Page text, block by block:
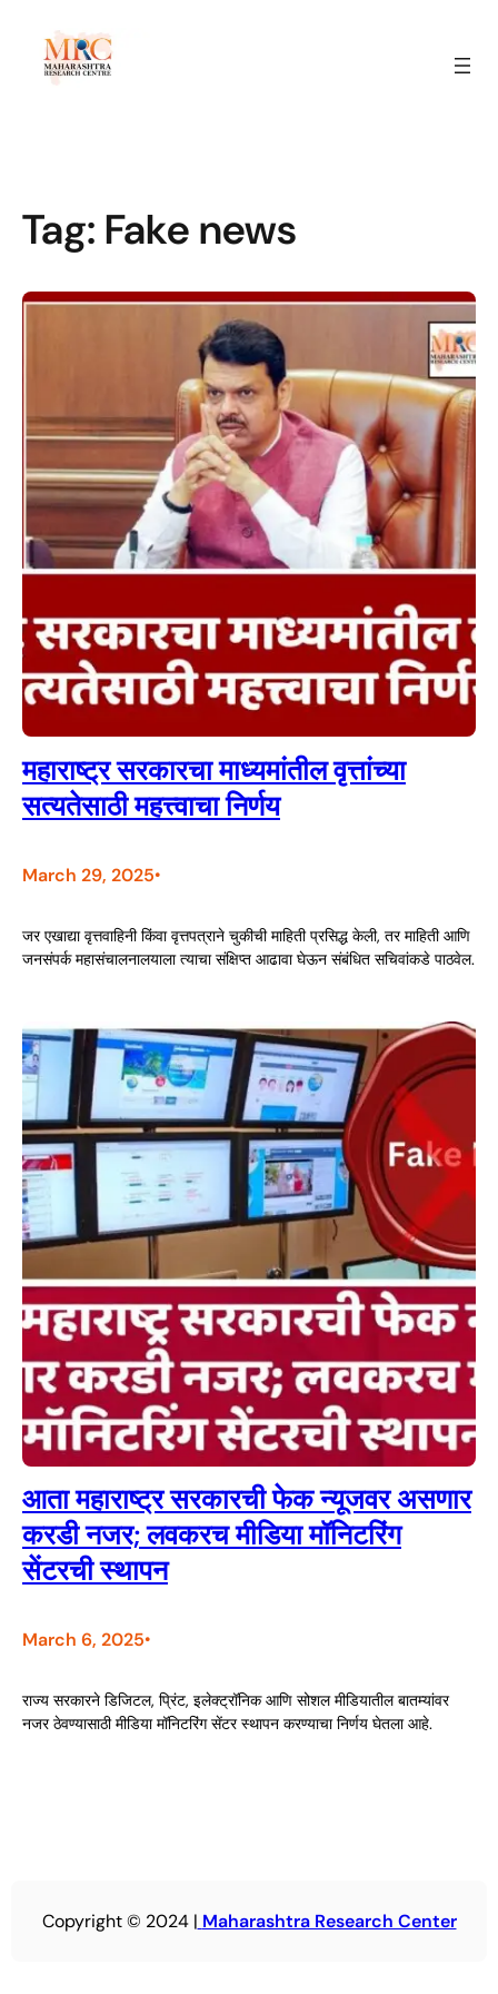
Tag: Fake news
महाराष्ट्र सरकारचा माध्यमांतील वृत्तांच्या
सत्यतेसाठी महत्त्वाचा निर्णय
March 29, 2025•
जर एखाद्या वृत्तवाहिनी किंवा वृत्तपत्राने चुकीची माहिती प्रसिद्ध केली, तर माहिती आणि
जनसंपर्क महासंचालनालयाला त्याचा संक्षिप्त आढावा घेऊन संबंधित सचिवांकडे पाठवेल.
आता महाराष्ट्र सरकारची फेक न्यूजवर असणार
करडी नजर; लवकरच मीडिया मॉनिटरिंग
सेंटरची स्थापन
March 6, 2025•
राज्य सरकारने डिजिटल, प्रिंट, इलेक्ट्रॉनिक आणि सोशल मीडियातील बातम्यांवर
नजर ठेवण्यासाठी मीडिया मॉनिटरिंग सेंटर स्थापन करण्याचा निर्णय घेतला आहे.
Copyright © 2024 | Maharashtra Research Center